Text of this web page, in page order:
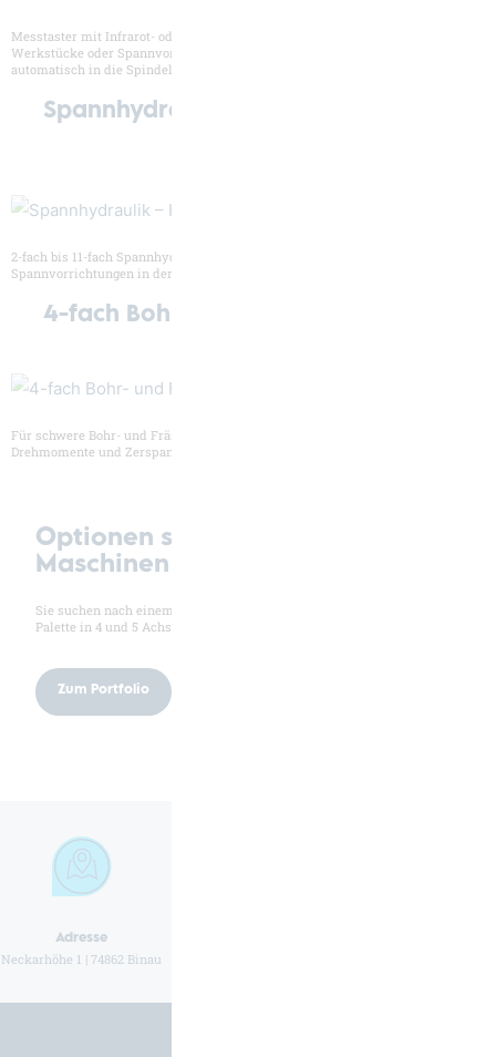
Messtaster mit Infrarot- oder Funk-Messwertübertragung zum Vermessen der
Werkstücke oder Spannvorrichtungen im Arbeitsraum. Der Messtaster wird
automatisch in die Spindel eingewechselt.
Spannhydraulik
2-fach bis 11-fach Spannhydraulik mit bis zu 240 bar zum Betätigen von
Spannvorrichtungen in der Rüststation und auch im Arbeitsraum.
4-fach Bohr- und Fräskopfklemmung
Für schwere Bohr- und Fräs­köpfe (bis 50 kg) zur Übertragung hoher
Drehmomente und Zerspanleistung.
Optionen sind nichts ohne
Maschinen
Sie suchen nach einem Premium-Bearbeitungszentrum? Die volle
Palette in 4 und 5 Achs gibt’s bei uns. Hier geht’s zur Übersicht.
Zum Portfolio
Adresse
Neckarhöhe 1 | 74862 Binau